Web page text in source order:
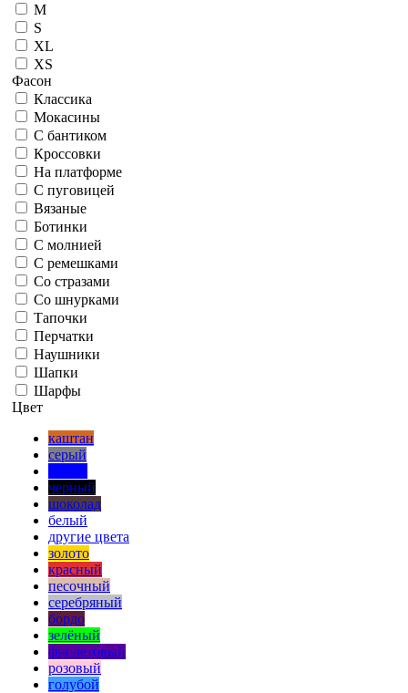
M
S
XL
XS
Фасон
Классика
Мокасины
С бантиком
Кроссовки
На платформе
С пуговицей
Вязаные
Ботинки
С молнией
С ремешками
Со стразами
Со шнурками
Тапочки
Перчатки
Наушники
Шапки
Шарфы
Цвет
каштан
серый
черный
шоколад
белый
другие цвета
золото
красный
песочный
серебряный
бордо
зелёный
фиолетовый
розовый
голубой